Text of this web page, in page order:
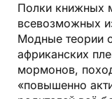
Полки книжных
всевозможных
Модные теории
африканских
мормонов,
«повышенно